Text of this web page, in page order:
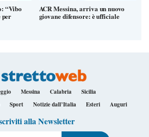
“Vibo
per
ACR Messina, arriva un nuovo
giovane difensore: è ufficiale
Messina Calabria
Sicilia
Sport Notizie dall’Italia Esteri Auguri
alla Newsletter